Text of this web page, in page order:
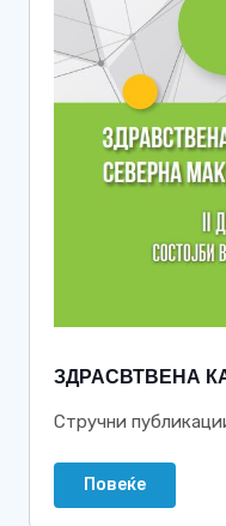
ЗДРАСВТВЕНА
Стручни
Повеќе